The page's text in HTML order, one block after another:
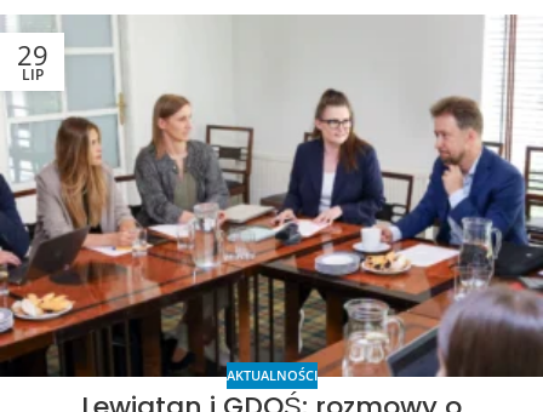
29
LIP
AKTUALNOŚCI